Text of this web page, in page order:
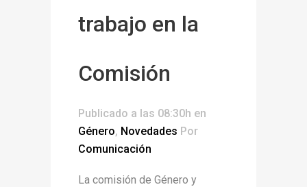
trabajo en la
Comisión
Publicado a las 08:30h en
Género, Novedades Por
Comunicación
La comisión de Género y